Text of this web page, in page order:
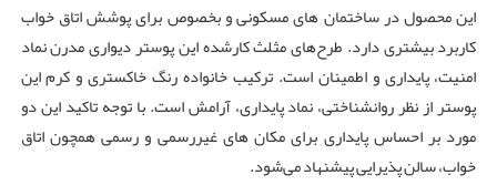
این محصول در ساختمان های مسکونی و بخصوص برای پوشش اتاق خواب
کاربرد بیشتری دارد. طرح‌های مثلث کارشده این پوستر دیواری مدرن نماد
امنیت، پایداری و اطمینان است. ترکیب خانواده رنگ خاکستری و کرم این
پوستر از نظر روانشناختی، نماد پایداری، آرامش است. با توجه تاکید این دو
مورد بر احساس پایداری برای مکان های غیررسمی و رسمی همچون اتاق
خواب، سالن پذیرایی پیشنهاد می‌شود.